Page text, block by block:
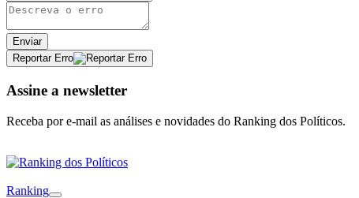
Enviar
Reportar Erro
Assine a newsletter
Receba por e-mail as análises e novidades do Ranking dos Políticos.
Ranking